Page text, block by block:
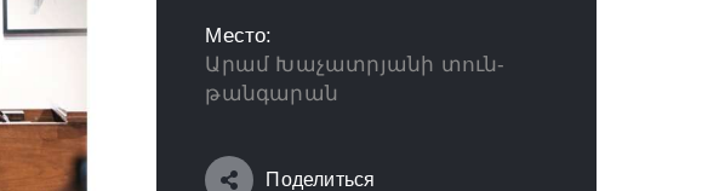
Место:
Արամ Խաչատրյանի տուն-
թանգարան
Поделиться